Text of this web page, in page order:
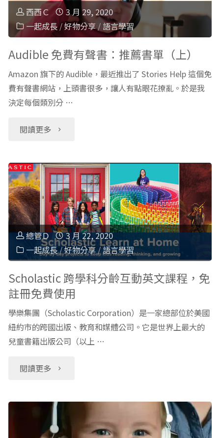
「千
萬
不
要
按
按
Don’t
Push
the
Button」
手
癢
介
紹"
書：
推
薦
書
西西Ｃ
3 月 29, 2020
一起成長/好物分享/ 語言學習
Audible 免費有聲書：推薦書單（上）
Amazon 旗下的 Audible，最近推出了 Stories Help 這個免
費有聲書網站，上頭書很多，讓人有點眼花撩亂。於是我
決定每個類別分 …
閱讀更多
"Audible
費
有
聲
書：
薦
書
單
（上）"
總管Ｄ
3 月 22, 2020
一起成長/好物分享 /語言學習
Scholastic 跨學科分齡互動英文課程，免
註冊免費使用
學樂集團（Scholastic Corporation）是一家總部位於美國
紐約市的跨國出版、教育和媒體公司。它是世界上最大的
兒童書籍出版公司（以上 …
閱讀更多
"Scholastic
學